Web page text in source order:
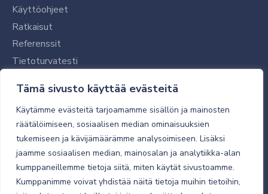
Tämä sivusto käyttää evästeitä
Käytämme evästeitä tarjoamamme sisällön ja mainosten
räätälöimiseen, sosiaalisen median ominaisuuksien
tukemiseen ja kävijämäärämme analysoimiseen. Lisäksi
jaamme sosiaalisen median, mainosalan ja analytiikka-alan
kumppaneillemme tietoja siitä, miten käytät sivustoamme.
Kumppanimme voivat yhdistää näitä tietoja muihin tietoihin,
Käyttöohjeet
Ratkaisut
Referenssit
Tietoturvatesti
Tilaajalle
Toimitustavat ja -kulut
Verkkokaupan yleiset ehdot
Toimitusehdot
Tietosuojaseloste
Tietoturva